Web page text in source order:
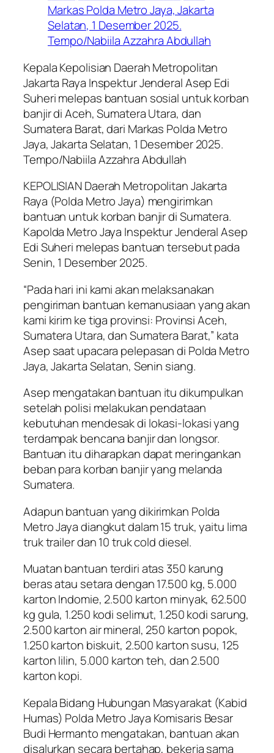
Kepala Kepolisian Daerah Metropolitan
Jakarta Raya Inspektur Jenderal Asep Edi
Suheri melepas bantuan sosial untuk korban
banjir di Aceh, Sumatera Utara, dan
Sumatera Barat, dari Markas Polda Metro
Jaya, Jakarta Selatan, 1 Desember 2025.
Tempo/Nabiila Azzahra Abdullah
KEPOLISIAN Daerah Metropolitan Jakarta
Raya (Polda Metro Jaya) mengirimkan
bantuan untuk korban banjir di Sumatera.
Kapolda Metro Jaya Inspektur Jenderal Asep
Edi Suheri melepas bantuan tersebut pada
Senin, 1 Desember 2025.
“Pada hari ini kami akan melaksanakan
pengiriman bantuan kemanusiaan yang akan
kami kirim ke tiga provinsi: Provinsi Aceh,
Sumatera Utara, dan Sumatera Barat,” kata
Asep saat upacara pelepasan di Polda Metro
Jaya, Jakarta Selatan, Senin siang.
Asep mengatakan bantuan itu dikumpulkan
setelah polisi melakukan pendataan
kebutuhan mendesak di lokasi-lokasi yang
terdampak bencana banjir dan longsor.
Bantuan itu diharapkan dapat meringankan
beban para korban banjir yang melanda
Sumatera.
Adapun bantuan yang dikirimkan Polda
Metro Jaya diangkut dalam 15 truk, yaitu lima
truk trailer dan 10 truk cold diesel.
Muatan bantuan terdiri atas 350 karung
beras atau setara dengan 17.500 kg, 5.000
karton Indomie, 2.500 karton minyak, 62.500
kg gula, 1.250 kodi selimut, 1.250 kodi sarung,
2.500 karton air mineral, 250 karton popok,
1.250 karton biskuit, 2.500 karton susu, 125
karton lilin, 5.000 karton teh, dan 2.500
karton kopi.
Kepala Bidang Hubungan Masyarakat (Kabid
Humas) Polda Metro Jaya Komisaris Besar
Budi Hermanto mengatakan, bantuan akan
disalurkan secara bertahap, bekerja sama